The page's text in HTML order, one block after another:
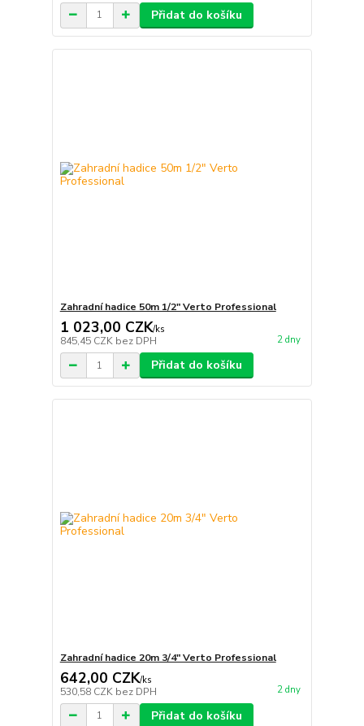
Přidat do košíku
Zahradní hadice 50m 1/2" Verto Professional
1 023,00 CZK/ks
845,45 CZK bez DPH 2 dny
Přidat do košíku
Zahradní hadice 20m 3/4" Verto Professional
642,00 CZK/ks
530,58 CZK bez DPH 2 dny
Přidat do košíku